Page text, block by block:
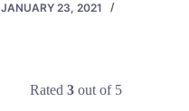
JANUARY 23, 2021
Rated3 out of 5